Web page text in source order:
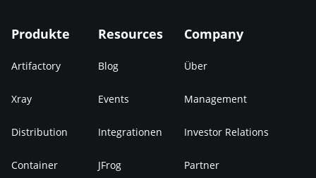
Produkte
Artifactory
Xray
Distribution
Container
Resources
Blog
Events
Integrationen
JFrog
Company
Über
Management
Investor Relations
Partner